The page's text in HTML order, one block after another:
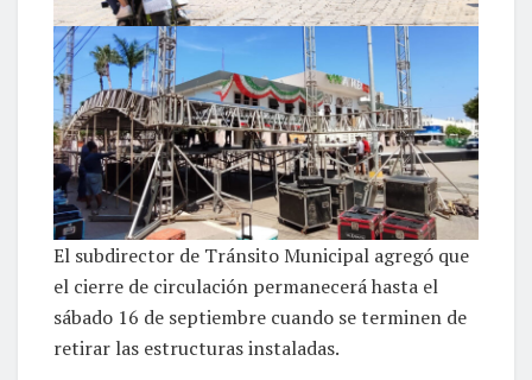
El subdirector de Tránsito Municipal agregó que
el cierre de circulación permanecerá hasta el
sábado 16 de septiembre cuando se terminen de
retirar las estructuras instaladas.